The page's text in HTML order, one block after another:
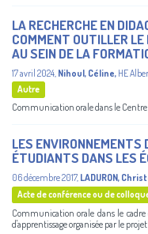
LA RECHERCHE EN
COMMENT OUTILLER
AU SEIN DE LA
17 avril 2024, Nihoul, Céline, HE
Autre
Communication orale dans le
LES ENVIRONNEMENTS
ÉTUDIANTS DANS LES
06 décembre 2017, LADURON,
Acte de conférence ou de
Communication orale dans le
d'apprentissage organisée par le